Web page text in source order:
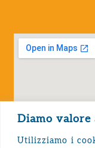
Diamo
Utilizziamo i